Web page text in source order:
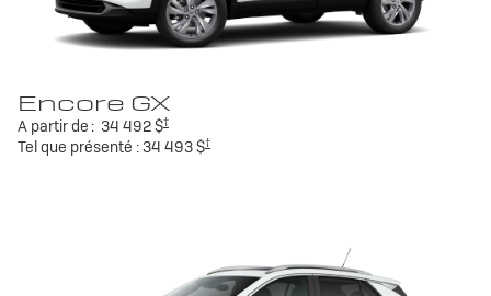
Encore GX
A partir de : 34 492 $†
Tel que présenté :34 493 $†